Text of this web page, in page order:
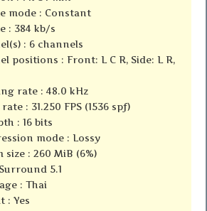
mode : Constant
: 384 kb/s
: 6 channels
positions : Front: L C R, Side: L R,
rate : 48.0 kHz
: 31.250 FPS (1536 spf)
: 16 bits
mode : Lossy
size : 260 MiB (6%)
5.1
: Thai
: Yes